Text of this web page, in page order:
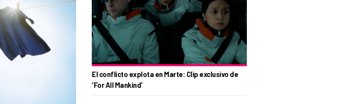
El conflicto explota en Marte: Clip exclusivo de
'For All Mankind'